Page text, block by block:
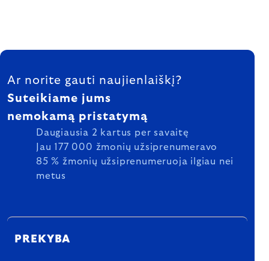
FOOTER
Ar norite gauti naujienlaiškį?
Suteikiame jums
nemokamą pristatymą
Daugiausia 2 kartus per savaitę
Jau 177 000 žmonių užsiprenumeravo
85 % žmonių užsiprenumeruoja ilgiau nei
metus
PREKYBA